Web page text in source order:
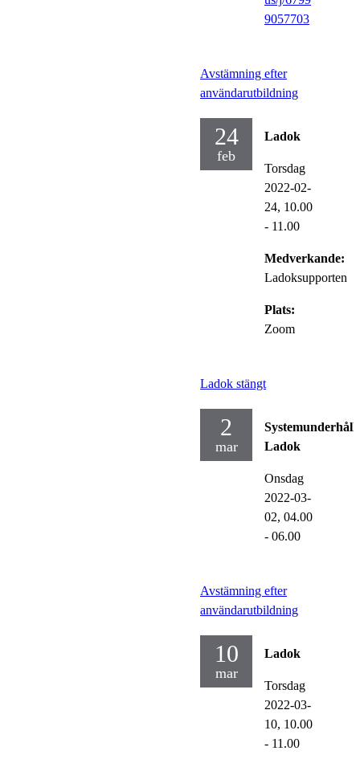
9057703
Avstämning efter
användarutbildning
24
feb
Ladok
Torsdag
2022-02-
24, 10.00
- 11.00
Medverkande:
Ladoksupporten
Plats:
Zoom
Ladok stängt
2
mar
Systemunderhåll
Ladok
Onsdag
2022-03-
02, 04.00
- 06.00
Avstämning efter
användarutbildning
10
mar
Ladok
Torsdag
2022-03-
10, 10.00
- 11.00